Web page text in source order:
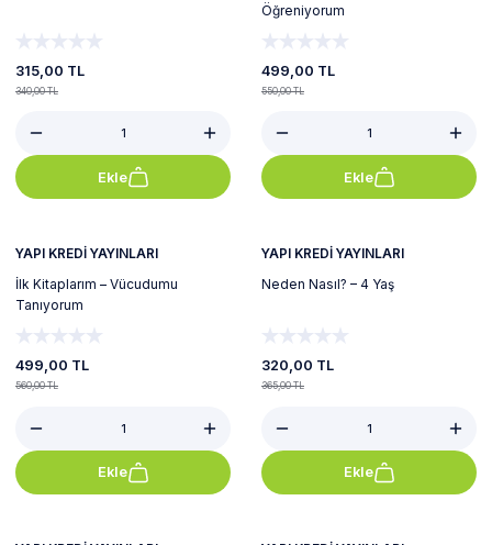
315,00 TL
340,00 TL
Ekle
Öğreniyorum
499,00 TL
550,00 TL
Ekle
Yeni
YAPI KREDİ YAYINLARI
İlk Kitaplarım – Vücudumu
Tanıyorum
499,00 TL
560,00 TL
Ekle
YAPI KREDİ YAYINLARI
Neden Nasıl? – 4 Yaş
320,00 TL
365,00 TL
Ekle